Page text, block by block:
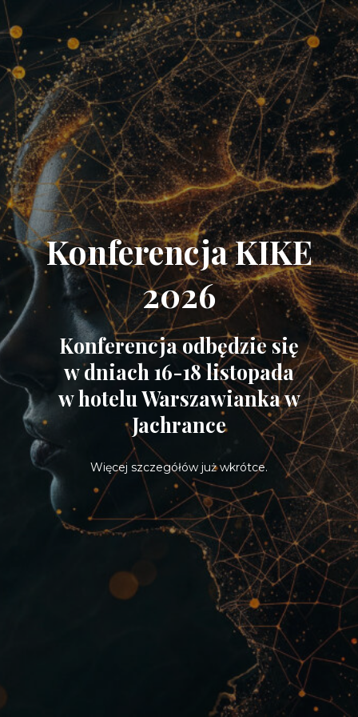
Konferencja KIKE
2026
Konferencja odbędzie się
w dniach 16-18 listopada
w hotelu Warszawianka w
Jachrance
Więcej szczegółów już wkrótce.